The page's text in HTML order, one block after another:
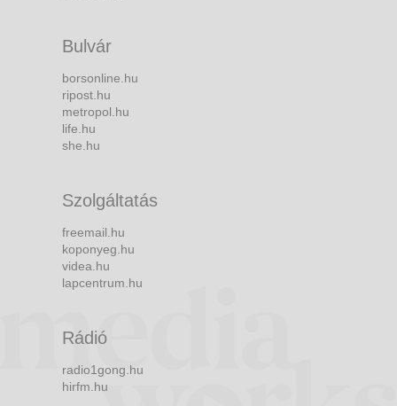
Bulvár
borsonline.hu
ripost.hu
metropol.hu
life.hu
she.hu
Szolgáltatás
freemail.hu
koponyeg.hu
videa.hu
lapcentrum.hu
Rádió
radio1gong.hu
hirfm.hu